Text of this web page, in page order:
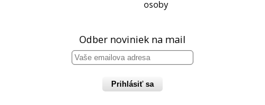
osoby
Odber noviniek na mail
Prihlásiť sa